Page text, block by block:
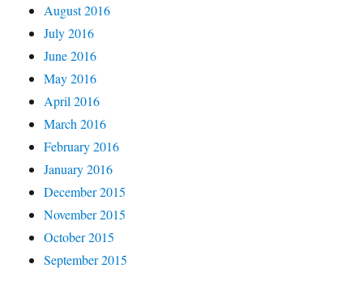
August 2016
July 2016
June 2016
May 2016
April 2016
March 2016
February 2016
January 2016
December 2015
November 2015
October 2015
September 2015